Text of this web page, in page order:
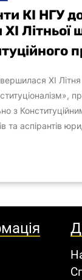
КІ НГУ
Літньої
ХІ
з
та аспірантів